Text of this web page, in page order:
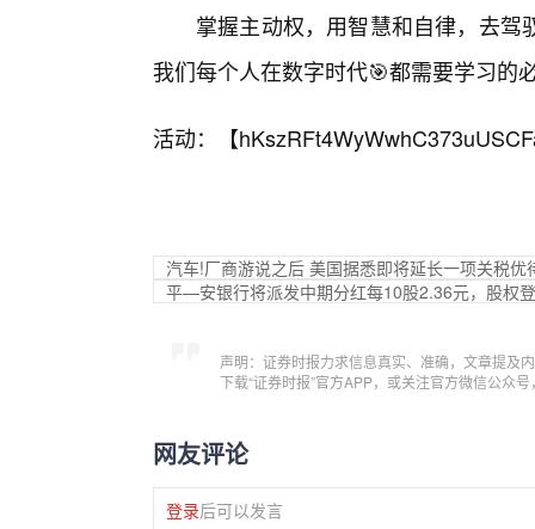
掌握主动权，用智慧和自律，去
我们每个人在数字时代🎯都需要学习的
活动：【
汽车!厂商游说之后 美国据悉即将延长一项关税优
平—安银行将派发中期分红每10股2.36元，股权
声明：证券时报力求信息真实、准确，文章提及
下载“证券时报”官方APP，或关注官方微信公众
网友评论
登录后可以发言